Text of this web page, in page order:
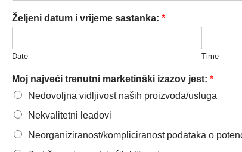
Željeni datum i vrijeme sastanka: *
Date Time
Moj najveći trenutni marketinški izazov jest: *
Nedovoljna vidljivost naših proizvoda/usluga
Nekvalitetni leadovi
Neorganiziranost/kompliciranost podataka o